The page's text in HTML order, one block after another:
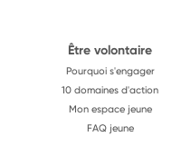
Être volontaire
Pourquoi s'engager
10 domaines d'action
Mon espace jeune
FAQ jeune